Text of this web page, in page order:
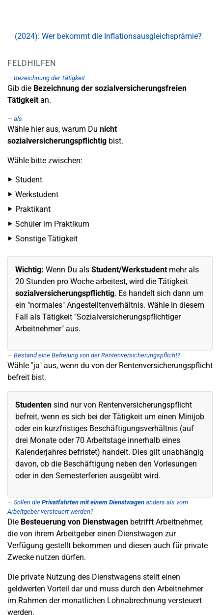
(2024): Wer bekommt die Inflationsausgleichsprämie?
FELDHILFEN
Bezeichnung der Tätigkeit
Gib die Bezeichnung der sozialversicherungsfreien
Tätigkeitan.
als
Wähle hier aus, warum Du nicht
sozialversicherungspflichtig bist.
Wähle bitte zwischen:
Student
Werkstudent
Praktikant
Schüler im Praktikum
Sonstige Tätigkeit
Wichtig: Wenn Du als Student/Werkstudentmehr als
20 Stunden pro Woche arbeitest, wird die Tätigkeit
sozialversicherungspflichtig. Es handelt sich dann um
ein "normales" Angestelltenverhältnis. Wähle in diesem
Fall als Tätigkeit "Sozialversicherungspflichtiger
Arbeitnehmer" aus.
Bestand eine Befreiung von der Rentenversicherungspflicht?
Wähle "ja" aus, wenn du von der Rentenversicherungspflicht
befreit bist.
Studenten sind nur von Rentenversicherungspflicht
befreit, wenn es sich bei der Tätigkeit um einen Minijob
oder ein kurzfristiges Beschäftigungsverhältnis (auf
drei Monate oder 70 Arbeitstage innerhalb eines
Kalenderjahres befristet) handelt. Dies gilt unabhängig
davon, ob die Beschäftigung neben den Vorlesungen
oder in den Semesterferien ausgeübt wird.
Sollen die Privatfahrten mit einem Dienstwagen anders als vom
Arbeitgeber versteuert werden?
Die Besteuerung von Dienstwagen betrifft Arbeitnehmer,
die von ihrem Arbeitgeber einen Dienstwagen zur
Verfügung gestellt bekommen und diesen auch für private
Zwecke nutzen dürfen.
Die private Nutzung des Dienstwagens stellt einen
geldwerten Vorteil dar und muss durch den Arbeitnehmer
im Rahmen der monatlichen Lohnabrechnung versteuert
werden.